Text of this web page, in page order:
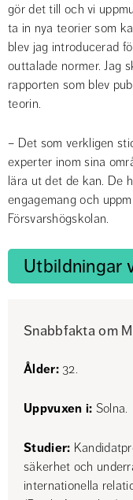
gör det till och vi
ta in nya teorier som
blev jag introducerad
outtalade normer. Jag
rapporten som blev
teorin.
– Det som verkligen
experter inom sina
lära ut det de kan. De
engagemang och
Försvarshögskolan.
Utbildningar
Snabbfakta om
Ålder: 32.
Uppvuxen i: Solna.
Studier:
säkerhet och
internationella